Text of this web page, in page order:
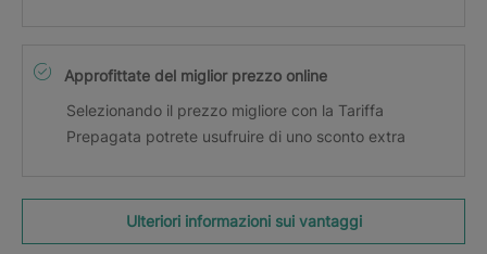
Approfittate del miglior prezzo online
Selezionando il prezzo migliore con la Tariffa
Prepagata potrete usufruire di uno sconto extra
Ulteriori informazioni sui vantaggi